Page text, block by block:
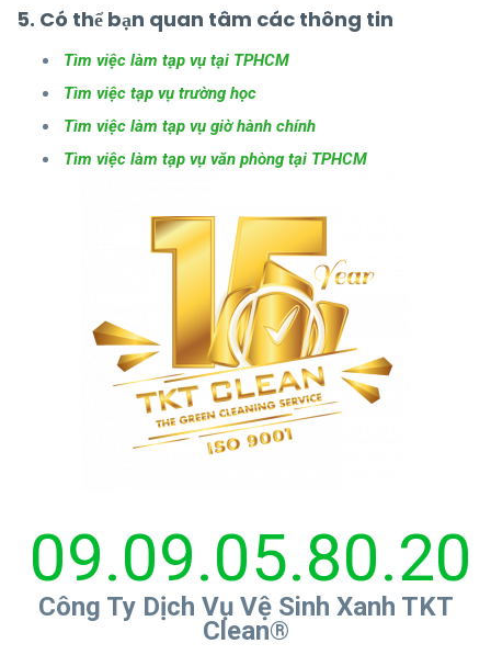
5. Có thể bạn quan tâm các thông tin
Tìm việc làm tạp vụ tại TPHCM
Tìm việc tạp vụ trường học
Tìm việc làm tạp vụ giờ hành chính
Tìm việc làm tạp vụ văn phòng tại TPHCM
09.09.05.80.20
Công Ty Dịch Vụ Vệ Sinh Xanh TKT
Clean®